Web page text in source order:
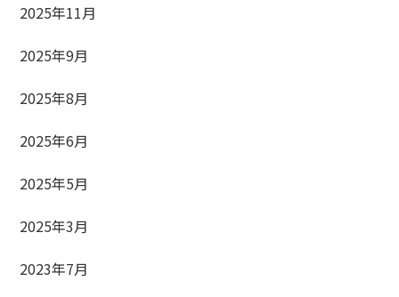
2025年11月
2025年9月
2025年8月
2025年6月
2025年5月
2025年3月
2023年7月